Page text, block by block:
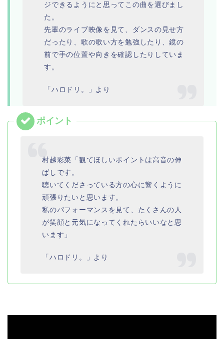
ジできるようにと思ってこの曲を選びまし
た。
先輩のライブ映像を見て、ダンスの見せ方
だったり、歌の歌い方を勉強したり、鏡の
前で手の位置や向きを確認したりしていま
す。
「ハロドリ。」より
村越彩菜「観てほしいポイントは高音の伸
ばしです。
聴いてくださっている方の心に響くように
頑張りたいと思います。
私のパフォーマンスを見て、たくさんの人
が笑顔と元気になってくれたらいいなと思
います」
「ハロドリ。」より